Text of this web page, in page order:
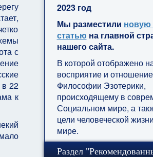
с
в 22
к
2023 год
Мы разместили
статью на главной
нашего сайта.
В которой отображено
восприятие и
Философии Эзотерики,
происходящему в
Социальном мире, а
цели человеческой
мире.
Раздел